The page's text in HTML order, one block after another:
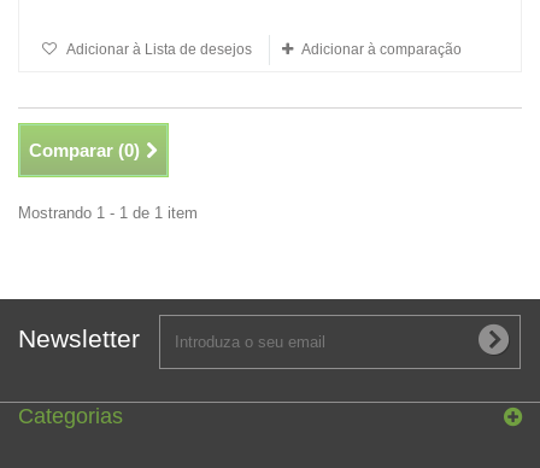
Adicionar à Lista de desejos Adicionar à comparação
Comparar (0)
Mostrando 1 - 1 de 1 item
Newsletter
Categorias